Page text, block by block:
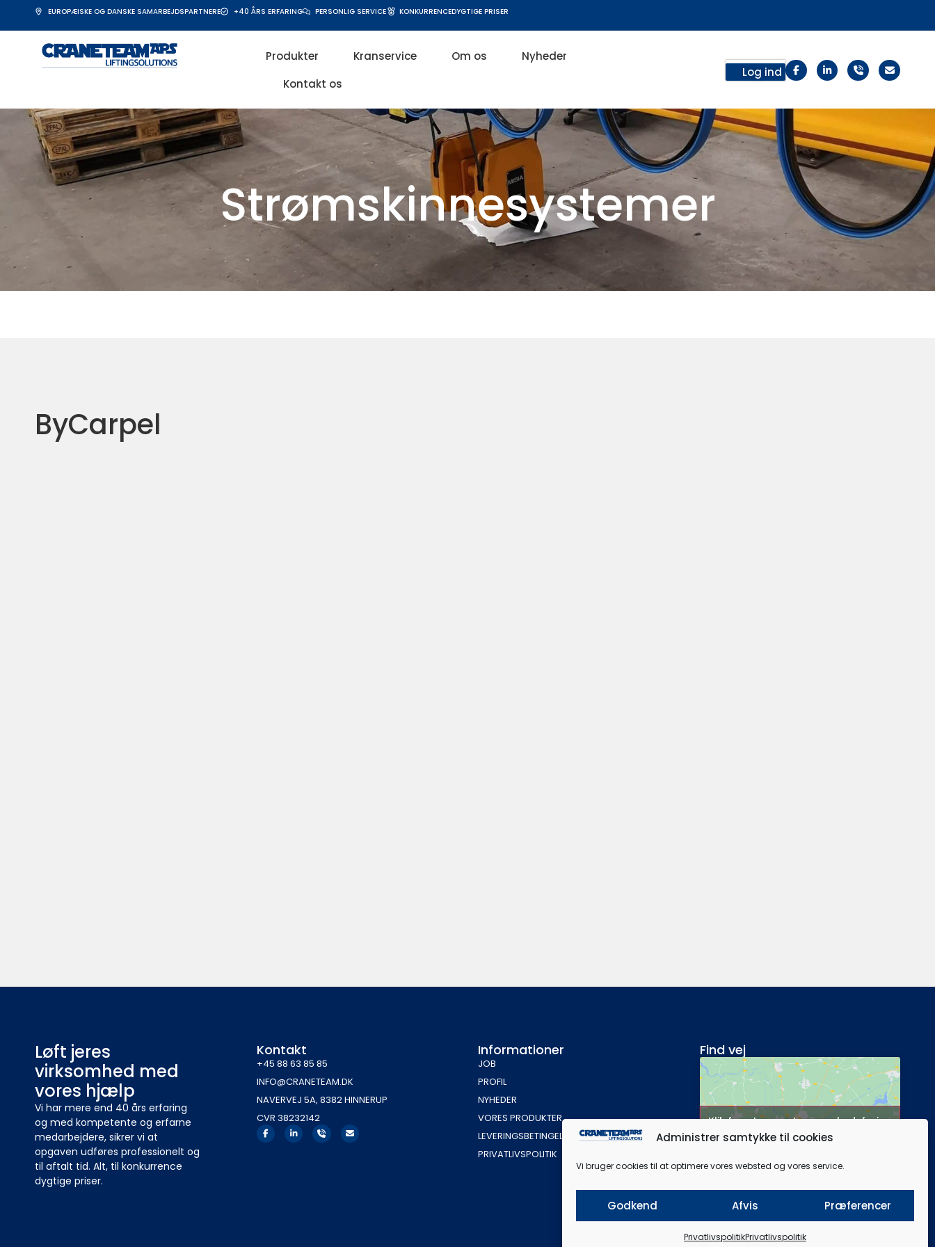
Administrer samtykke til cookies
Vi bruger cookies til at optimere vores websted og vores service.
Godkend Afvis Præferencer
PrivatlivspolitikPrivatlivspolitik
EUROPÆISKE OG DANSKE SAMARBEJDSPARTNERE +40 ÅRS ERFARING PERSONLIG SERVICE KONKURRENCEDYGTIGE PRISER
Produkter Kranservice Om os
Nyheder
Kontakt os
Log ind
Strømskinnesystemer
ByCarpel
Løft jeres
virksomhed med
vores hjælp
Vi har mere end 40 års erfaring
og med kompetente og erfarne
medarbejdere, sikrer vi at
opgaven udføres professionelt og
til aftalt tid. Alt, til konkurrence
dygtige priser.
Kontakt
+45 88 63 85 85
INFO@CRANETEAM.DK
NAVERVEJ 5A, 8382 HINNERUP
CVR 38232142
Informationer
JOB
PROFIL
NYHEDER
VORES PRODUKTER
LEVERINGSBETINGELSER
PRIVATLIVSPOLITIK
Find vej
Klik for at acceptere markedsføring
cookies og aktivere dette indhold